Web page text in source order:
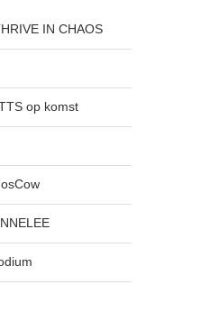
IN CHAOS
op komst